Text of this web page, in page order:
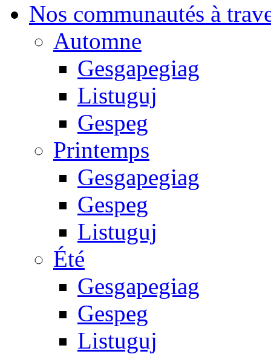
Nos communautés à
Automne
Gesgapegiag
Listuguj
Gespeg
Printemps
Gesgapegiag
Gespeg
Listuguj
Été
Gesgapegiag
Gespeg
Listuguj